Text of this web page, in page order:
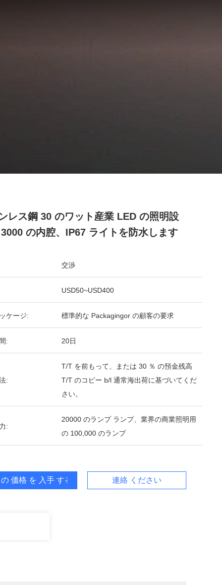
レス鋼 30 のワット産業 LED の照明設
の内腔、IP67 ライトを防水します
交渉
USD50~USD400
ケージ: 標準的な Packagingor の顧客の要求
: 20日
:
T/T を前もって、または 30 ％ の預金残高
T/T のコピー b/l 通常海出荷に基づいてくだ
さい。
:
20000 のランプ ランプ、業界の商業照明用
の 100,000 のランプ
の 価格 を 入手 する 連絡 ください